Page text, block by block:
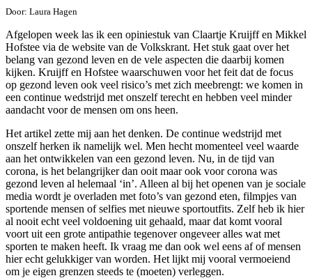
Door: Laura Hagen
Afgelopen week las ik een opiniestuk van Claartje Kruijff en Mikkel
Hofstee via de website van de Volkskrant. Het stuk gaat over het
belang van gezond leven en de vele aspecten die daarbij komen
kijken. Kruijff en Hofstee waarschuwen voor het feit dat de focus
op gezond leven ook veel risico’s met zich meebrengt: we komen in
een continue wedstrijd met onszelf terecht en hebben veel minder
aandacht voor de mensen om ons heen.
Het artikel zette mij aan het denken. De continue wedstrijd met
onszelf herken ik namelijk wel. Men hecht momenteel veel waarde
aan het ontwikkelen van een gezond leven. Nu, in de tijd van
corona, is het belangrijker dan ooit maar ook voor corona was
gezond leven al helemaal ‘in’. Alleen al bij het openen van je sociale
media wordt je overladen met foto’s van gezond eten, filmpjes van
sportende mensen of selfies met nieuwe sportoutfits. Zelf heb ik hier
al nooit echt veel voldoening uit gehaald, maar dat komt vooral
voort uit een grote antipathie tegenover ongeveer alles wat met
sporten te maken heeft. Ik vraag me dan ook wel eens af of mensen
hier echt gelukkiger van worden. Het lijkt mij vooral vermoeiend
om je eigen grenzen steeds te (moeten) verleggen.